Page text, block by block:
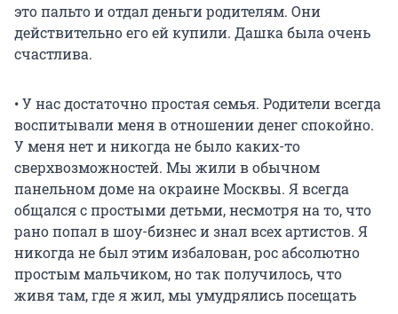
это пальто и отдал деньги родителям. Они
действительно его ей купили. Дашка была очень
счастлива.
• У нас достаточно простая семья. Родители всегда
воспитывали меня в отношении денег спокойно.
У меня нет и никогда не было каких-то
сверхвозможностей. Мы жили в обычном
панельном доме на окраине Москвы. Я всегда
общался с простыми детьми, несмотря на то, что
рано попал в шоу-бизнес и знал всех артистов. Я
никогда не был этим избалован, рос абсолютно
простым мальчиком, но так получилось, что
живя там, где я жил, мы умудрялись посещать